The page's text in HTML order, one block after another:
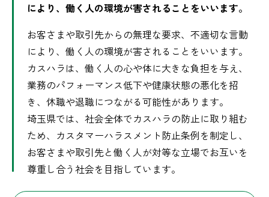
により、働く人の環境が害されることをいいます。
お客さまや取引先からの無理な要求、不適切な言動
により、働く人の環境が害されることをいいます。
カスハラは、働く人の心や体に大きな負担を与え、
業務のパフォーマンス低下や健康状態の悪化を招
き、休職や退職につながる可能性があります。
埼玉県では、社会全体でカスハラの防止に取り組む
ため、カスタマーハラスメント防止条例を制定し、
お客さまや取引先と働く人が対等な立場でお互いを
尊重し合う社会を目指しています。